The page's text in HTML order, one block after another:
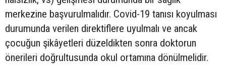
merkezine başvurulmalıdır. Covid-19 tanısı koyulması
durumunda verilen direktiflere uyulmalı ve ancak
çocuğun şikâyetleri düzeldikten sonra doktorun
önerileri doğrultusunda okul ortamına dönülmelidir.